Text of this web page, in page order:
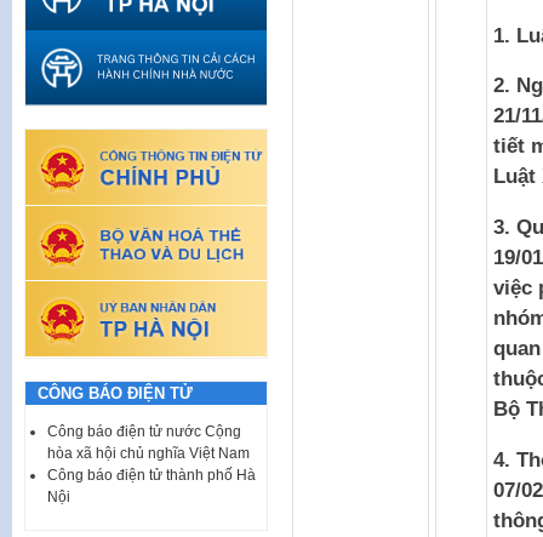
1.
2.
21/
tiết
Luật
3.
19/
việc
Bộ
4.
07/
CÔNG BÁO ĐIỆN TỬ
Công báo điện tử nước Cộng
hòa xã hội chủ nghĩa Việt Nam
Công báo điện tử thành phố Hà
Nội